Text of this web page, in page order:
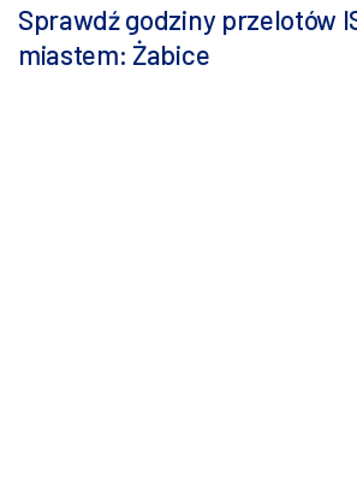
Sprawdź godziny przelotów
miastem: Żabice